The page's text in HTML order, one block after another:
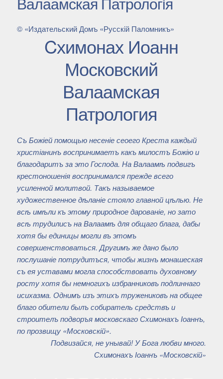
© «Издательский Домъ «Русскiй Паломникъ»
Cхимонах Иоанн
Московский
Валаамская
Патрология
Съ Божіей помощью несеніе сеоего Креста каждый
христіанинъ воспринимаетъ какъ милостъ Божію и
благодаритъ за это Господа. На Валаамѣ подвигъ
крестоношенія воспринимался прежде всего
усиленной молитвой. Такъ называемое
художественное дѣланіе стояло главной цѣлью. Не
всѣ имѣли къ этому природное дарованіе, но зато
всѣ трудилисъ на Валаамѣ для общаго блага, дабы
хотя бы единицы могли въ этомъ
совершенствоваться. Другимъ же дано было
послушаніе потрудитъся, чтобы жизнъ монашеская
съ ея уставами могла способствовать духовному
росту хотя бы немногихъ избранниковъ подлиннаго
исихазма. Однимъ изъ этихъ тружениковъ на общее
благо обители былъ собиратель средствъ и
строителъ подворъя московскаго Схимонахъ Іоаннъ,
по прозвищу «Московскій».
Подвизайся, не унывай! У Бога любви много.
Схимонахъ Іоаннъ «Московскій»